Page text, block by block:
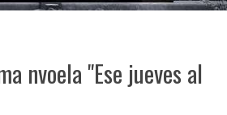
nvoela "Ese jueves al